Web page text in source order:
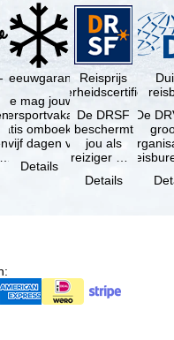
Je mag jouw
omboeken
vijf dagen voor
Details
Reisprijs
zekerheidscertificaat
De DRSF
beschermt
jou als
reiziger met
pakketreis
Details
De
in
: